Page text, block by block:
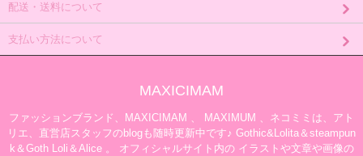
配送・送料について
支払い方法について
MAXICIMAM
ファッションブランド、MAXICIMAM 、 MAXIMUM 、ネコミミは、アト
リエ、直営店スタッフのblogも随時更新中です♪ Gothic&Lolita＆steampun
k＆Goth Loli＆Alice 。 オフィシャルサイト内の イラストや文章や画像の